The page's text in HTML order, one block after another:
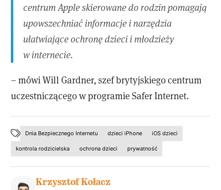
centrum Apple skierowane do rodzin pomagają
upowszechniać informacje i narzędzia
ułatwiające ochronę dzieci i młodzieży
w internecie.
– mówi Will Gardner, szef brytyjskiego centrum
uczestniczącego w programie Safer Internet.
Dnia Bezpiecznego Internetu dzieci iPhone iOS dzieci
kontrola rodzicielska ochrona dzieci prywatność
Krzysztof Kołacz